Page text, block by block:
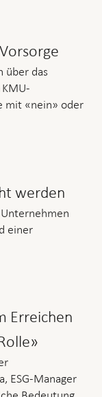
über das
mit «nein» oder
werden
einer
Erreichen
ESG-Manager